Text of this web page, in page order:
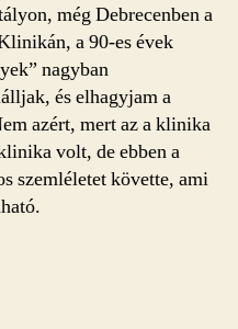
még Debrecenben a
a 90-es évek
nagyban
és elhagyjam a
azért, mert az a klinika
volt, de ebben a
szemléletet követte, ami